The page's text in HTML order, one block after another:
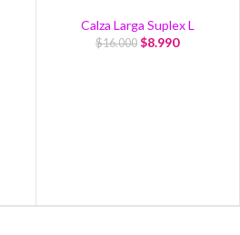
Calza Larga Suplex L
$16.000 $8.990